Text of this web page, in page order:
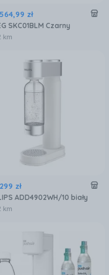
564,99 zł
SKC01BLM Czarny
km
299 zł
ADD4902WH/10 biały
km